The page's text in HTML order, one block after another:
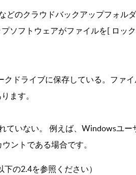
どのクラウドバックアップフォル
ソフトウェアがファイルを[ ロッ
ドライブに保存している。ファイ
ます。
ていない。 例えば、Windowsユ
ントである場合です。
の2.4を参照ください）